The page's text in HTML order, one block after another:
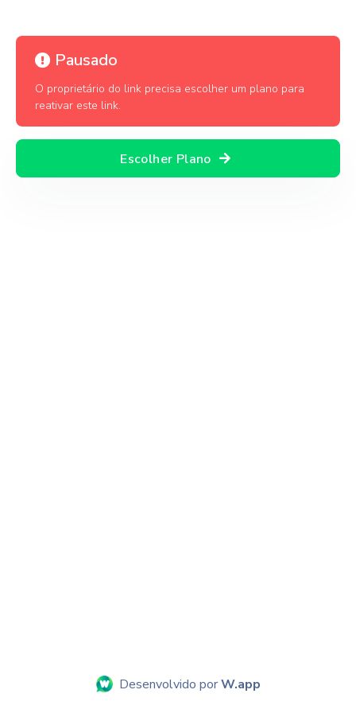
Pausado
O proprietário do link precisa escolher um plano para
reativar este link.
Escolher Plano
Desenvolvido porW.app